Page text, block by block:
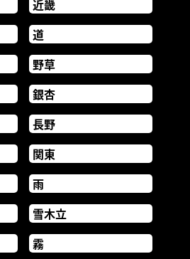
近畿
道
野草
銀杏
長野
関東
雨
雪木立
霧